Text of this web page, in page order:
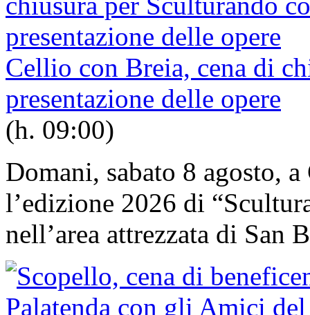
Cellio con Breia, cena di
presentazione delle opere
(h. 09:00)
Domani, sabato 8 agosto,
l’edizione 2026 di
nell’area attrezzata di San